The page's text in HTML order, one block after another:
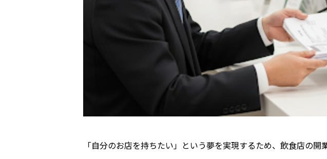
「自分のお店を持ちたい」という夢を実現するため、飲食店の